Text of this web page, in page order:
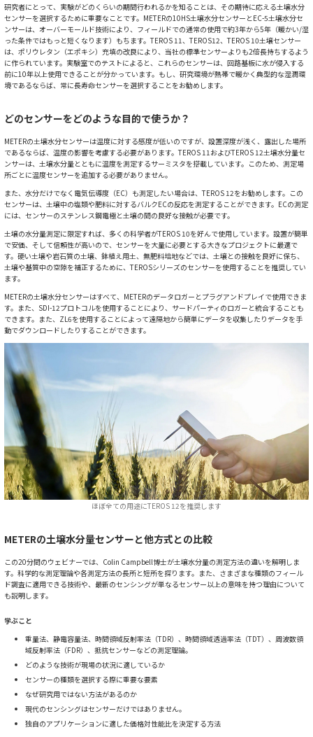
研究者にとって、実験がどのくらいの期間行われるかを知ることは、その期待に応える土壌水分
センサーを選択するために重要なことです。METERの10HS土壌水分センサーとEC-5土壌水分セ
ンサーは、オーバーモールド技術により、フィールドでの通常の使用で約3年から5年（暖かい/湿
った条件ではもっと短くなります）もちます。TEROS 11、TEROS12、TEROS 10土壌センサー
は、ポリウレタン（エポキシ）充填の改良により、当社の標準センサーよりも2倍長持ちするよう
に作られています。実験室でのテストによると、これらのセンサーは、回路基板に水が侵入する
前に10年以上使用できることが分かっています。もし、研究環境が熱帯で暖かく典型的な湿潤環
境であるならば、常に長寿命センサーを選択することをお勧めします。
どのセンサーをどのような目的で使うか？
METERの土壌水分センサーは温度に対する感度が低いのですが、設置深度が浅く、露出した場所
であるならば、温度の影響を考慮する必要があります。TEROS 11およびTEROS 12土壌水分量セ
ンサーは、土壌水分量とともに温度を測定するサーミスタを搭載しています。このため、測定場
所ごとに温度センサーを追加する必要がありません。
また、水分だけでなく電気伝導度（EC）も測定したい場合は、TEROS 12をお勧めします。この
センサーは、土壌中の塩類や肥料に対するバルクECの反応を測定することができます。ECの測定
には、センサーのステンレス鋼電極と土壌の間の良好な接触が必要です。
土壌の水分量測定に限定すれば、多くの科学者がTEROS 10を好んで使用しています。設置が簡単
で安価、そして信頼性が高いので、センサーを大量に必要とする大きなプロジェクトに最適で
す。硬い土壌や岩石質の土壌、鉢植え用土、無肥料培地などでは、土壌との接触を良好に保ち、
土壌や基質中の空隙を補正するために、TEROSシリーズのセンサーを使用することを推奨してい
ます。
METERの土壌水分センサーはすべて、METERのデータロガーとプラグアンドプレイで使用できま
す。また、SDI-12プロトコルを使用することにより、サードパーティのロガーと統合することも
できます。また、ZL6を使用することによって遠隔地から簡単にデータを収集したりデータを手
動でダウンロードしたりすることができます。
ほぼ全ての用途にTEROS 12を推奨します
METERの土壌水分量センサーと他方式との比較
この20分間のウェビナーでは、Colin Campbell博士が土壌水分量の測定方法の違いを解明しま
す。科学的な測定理論や各測定方法の長所と短所を探ります。また、さまざまな種類のフィール
ド調査に適用できる技術や、最新のセンシングが単なるセンサー以上の意味を持つ理由について
も説明します。
学ぶこと
重量法、静電容量法、時間領域反射率法（TDR）、時間領域透過率法（TDT）、周波数領
域反射率法（FDR）、抵抗センサーなどの測定理論。
どのような技術が現場の状況に適しているか
センサーの種類を選択する際に重要な要素
なぜ研究用ではない方法があるのか
現代のセンシングはセンサーだけではありません。
独自のアプリケーションに適した価格対性能比を決定する方法